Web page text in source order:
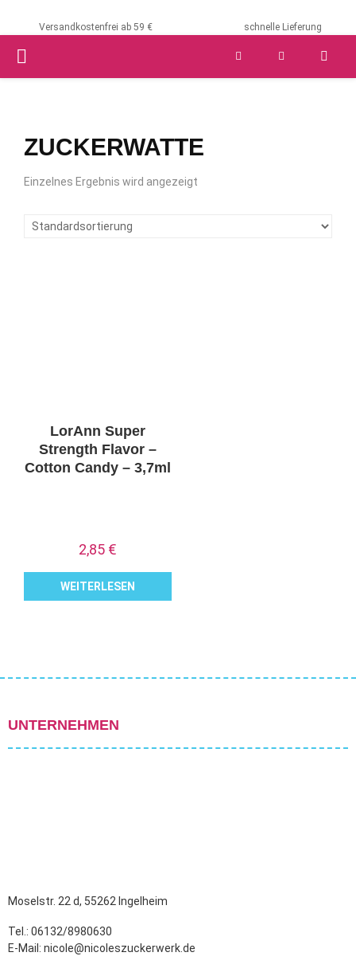
Versandkostenfrei ab 59 € schnelle Lieferung
PRIMARY
ZUCKERWATTE
Einzelnes Ergebnis wird angezeigt
LorAnn Super
Strength Flavor –
Cotton Candy – 3,7ml
2,85 €
WEITERLESEN
UNTERNEHMEN
Moselstr. 22 d, 55262 Ingelheim
Tel.: 06132/8980630
E-Mail: nicole@nicoleszuckerwerk.de